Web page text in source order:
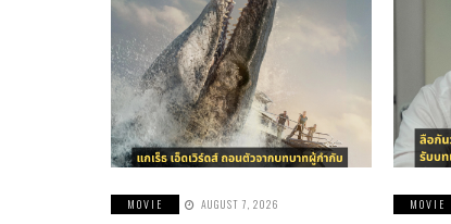
MOVIE AUGUST 7, 2026 MOVIE